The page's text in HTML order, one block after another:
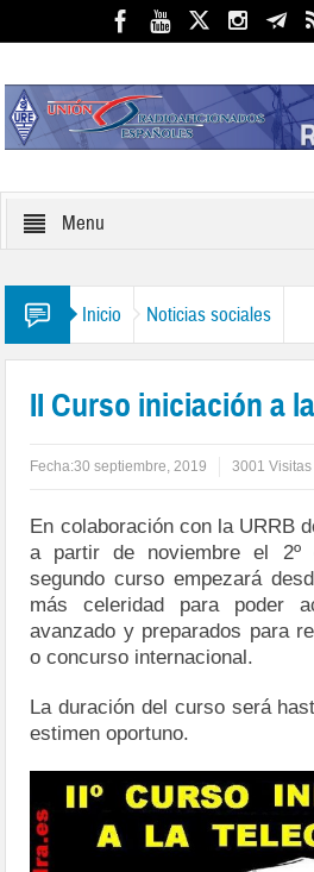
Menu
Inicio Noticias sociales
II Curso iniciación a
Fecha:30 septiembre, 2019 3001 Visitas
En colaboración con la URRB
a partir de noviembre el 2º
segundo curso empezará
más celeridad para poder
avanzado y preparados para
o concurso internacional.
La duración del curso será
estimen oportuno.